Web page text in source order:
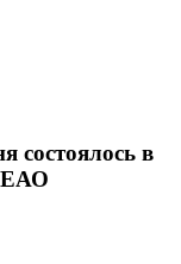
состоялось в
ЕАО